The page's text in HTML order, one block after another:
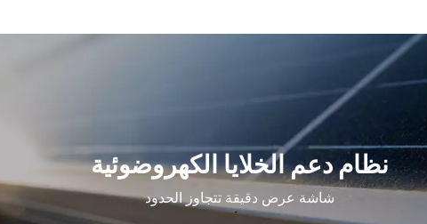
نظام دعم الخلايا الكهروضوئية
شاشة عرض دقيقة تتجاوز الحدود